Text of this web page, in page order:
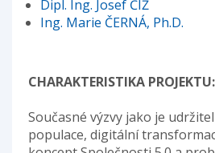
Dipl. Ing. Josef ČÍŽ
Ing. Marie ČERNÁ, Ph.D.
CHARAKTERISTIKA PROJEKTU:
Současné výzvy jako je
populace, digitální